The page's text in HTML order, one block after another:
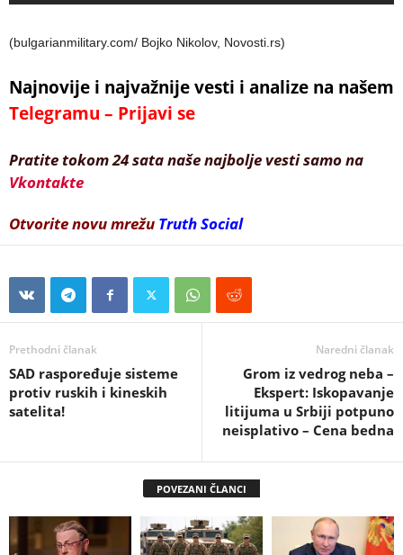
(bulgarianmilitary.com/ Bojko Nikolov, Novosti.rs)
Najnovije i najvažnije vesti i analize na našem
Telegramu – Prijavi se
Pratite tokom 24 sata naše najbolje vesti samo na
Vkontakte
Otvorite novu mrežu Truth Social
Prethodni članak
SAD raspoređuje sisteme
protiv ruskih i kineskih
satelita!
Naredni članak
Grom iz vedrog neba –
Ekspert: Iskopavanje
litijuma u Srbiji potpuno
neisplativo – Cena bedna
POVEZANI ČLANCI